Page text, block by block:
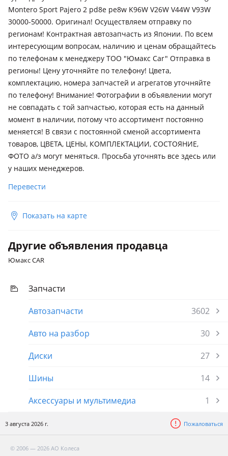
поколение рестайлинг (V3xW/V2xW/V4xW), 2006 - 2011 4
поколение (V8xW/V9xW)
Montero Sport Pajero 2 pd8e pe8w K96W V26W V44W V93W
30000-50000. Оригинал! Осуществляем отправку по
регионам! Контрактная автозапчасть из Японии. По всем
интересующим вопросам, наличию и ценам обращайтесь
по телефонам к менеджеру ТОО "Юмакс Car" Отправка в
регионы! Цену уточняйте по телефону! Цвета,
комплектацию, номера запчастей и агрегатов уточняйте
по телефону! Внимание! Фотографии в объявлении могут
не совпадать с той запчастью, которая есть на данный
момент в наличии, потому что ассортимент постоянно
меняется! В связи с постоянной сменой ассортимента
товаров, ЦВЕТА, ЦЕНЫ, КОМПЛЕКТАЦИИ, СОСТОЯНИЕ,
ФOТО а/з могут меняться. Просьба уточнять все здесь или
у наших менеджеров.
Перевести
Показать на карте
Другие объявления продавца
Юмакс CAR
Запчасти
Автозапчасти
3602
Авто на разбор
30
Диски
27
Шины
14
Аксессуары и мультимедиа
1
3 августа 2026 г. Пожаловаться
© 2006 — 2026 АО Колеса